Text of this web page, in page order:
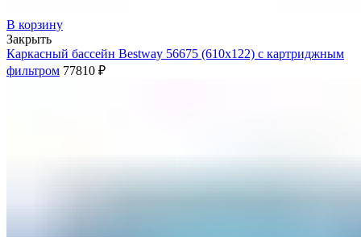
В корзину
Закрыть
Каркасный бассейн Bestway 56675 (610х122) с картриджным
фильтром 77810 ₽